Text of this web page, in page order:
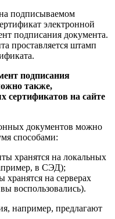
подписываемом
электронной
подписания документа.
проставляется штамп
подписания
также,
сертификатов на сайте
документов можно
способами:
хранятся на локальных
в СЭД);
хранятся на серверах
воспользовались).
например, предлагают